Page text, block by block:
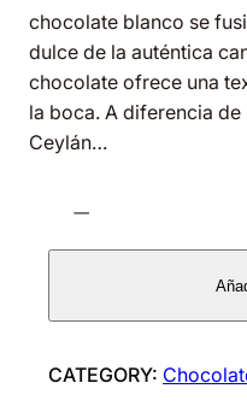
chocolate blanco se
dulce de la auténtica
chocolate ofrece una
la boca. A diferencia
Ceylán…
B
A
−
CATEGORY: